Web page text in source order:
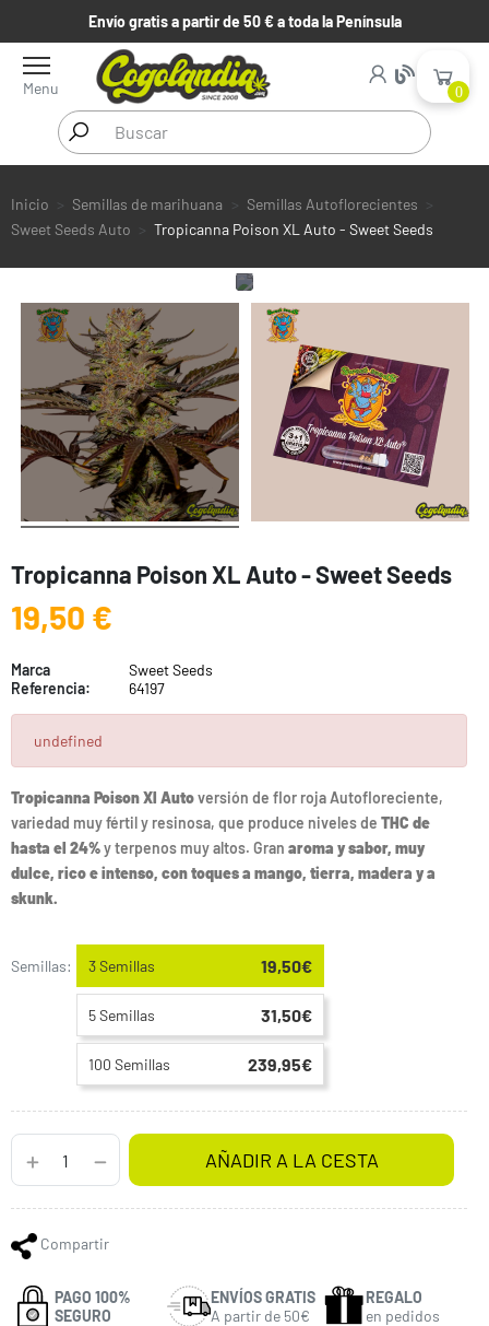
Envío gratis a partir de 50 € a toda la Península
Menu 0
Inicio Semillas de marihuana
Semillas Autoflorecientes
Sweet Seeds Auto
Tropicanna Poison XL Auto - Sweet Seeds
Tropicanna Poison XL Auto - Sweet Seeds
19,50 €
Marca
Sweet Seeds
Referencia:
64197
undefined
Tropicanna Poison Xl Autoversión de flor roja Autofloreciente,
variedad muy fértil y resinosa, que produce niveles de THC de
hasta el 24%y terpenos muy altos. Gran aroma y sabor, muy
dulce, rico e intenso, con toques a mango, tierra, madera y a
skunk.
Semillas: 3 Semillas 19,50€
5 Semillas 31,50€
100 Semillas 239,95€
AÑADIR A LA CESTA
Compartir
PAGO 100%
SEGURO
ENVÍOS GRATIS
A partir de 50€
REGALO
en pedidos